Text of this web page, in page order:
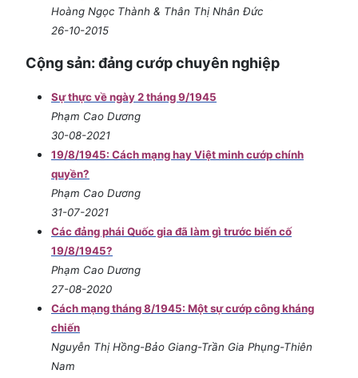
Hoàng Ngọc Thành & Thân Thị Nhân Đức
26-10-2015
Cộng sản: đảng cướp chuyên nghiệp
Sự thực về ngày 2 tháng 9/1945
Phạm Cao Dương
30-08-2021
19/8/1945: Cách mạng hay Việt minh cướp chính
quyền?
Phạm Cao Dương
31-07-2021
Các đảng phái Quốc gia đã làm gì trước biến cố
19/8/1945?
Phạm Cao Dương
27-08-2020
Cách mạng tháng 8/1945: Một sự cướp công kháng
chiến
Nguyễn Thị Hồng-Bảo Giang-Trần Gia Phụng-Thiên
Nam